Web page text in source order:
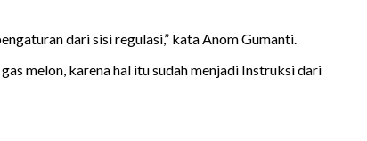
dari sisi regulasi,” kata Anom Gumanti.
melon, karena hal itu sudah menjadi Instruksi dari